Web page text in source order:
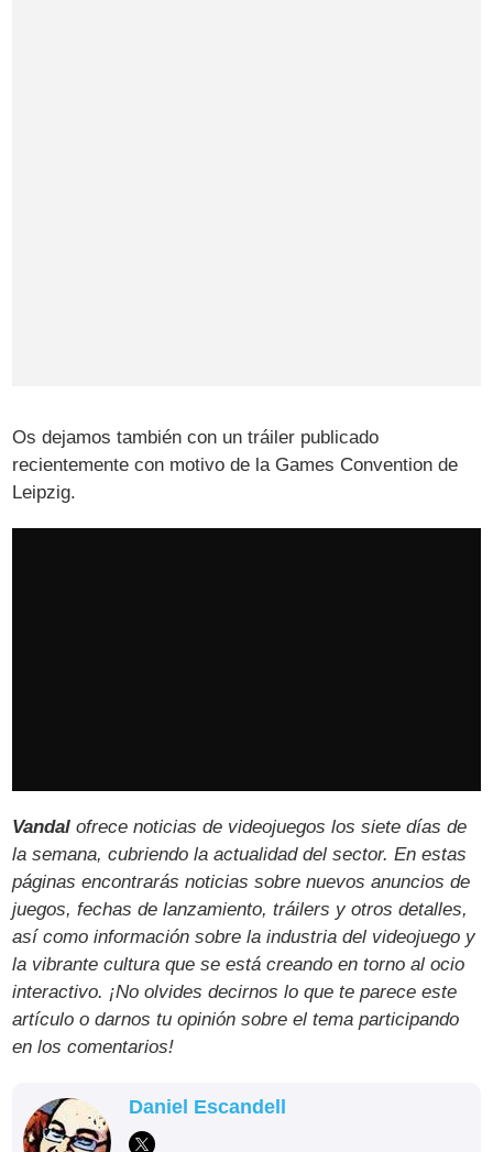
Os dejamos también con un tráiler publicado
recientemente con motivo de la Games Convention de
Leipzig.
Vandal ofrece noticias de videojuegos los siete días de
la semana, cubriendo la actualidad del sector. En estas
páginas encontrarás noticias sobre nuevos anuncios de
juegos, fechas de lanzamiento, tráilers y otros detalles,
así como información sobre la industria del videojuego y
la vibrante cultura que se está creando en torno al ocio
interactivo. ¡No olvides decirnos lo que te parece este
artículo o darnos tu opinión sobre el tema participando
en los comentarios!
Daniel Escandell